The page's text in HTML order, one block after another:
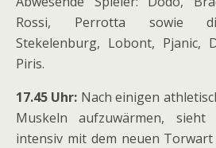
Rossi, Perrotta sowie
Stekelenburg, Lobont, Pjanic,
Piris.
17.45 Uhr: Nach einigen
Muskeln aufzuwärmen, sieht
intensiv mit dem neuen Torwart